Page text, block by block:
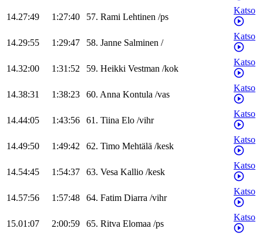
14.27:49 1:27:40 57. Rami Lehtinen /ps
Katso
14.29:55 1:29:47 58. Janne Salminen /
Katso
14.32:00 1:31:52 59. Heikki Vestman /kok
Katso
14.38:31 1:38:23 60. Anna Kontula /vas
Katso
14.44:05 1:43:56 61. Tiina Elo /vihr
Katso
14.49:50 1:49:42 62. Timo Mehtälä /kesk
Katso
14.54:45 1:54:37 63. Vesa Kallio /kesk
Katso
14.57:56 1:57:48 64. Fatim Diarra /vihr
Katso
15.01:07 2:00:59 65. Ritva Elomaa /ps
Katso